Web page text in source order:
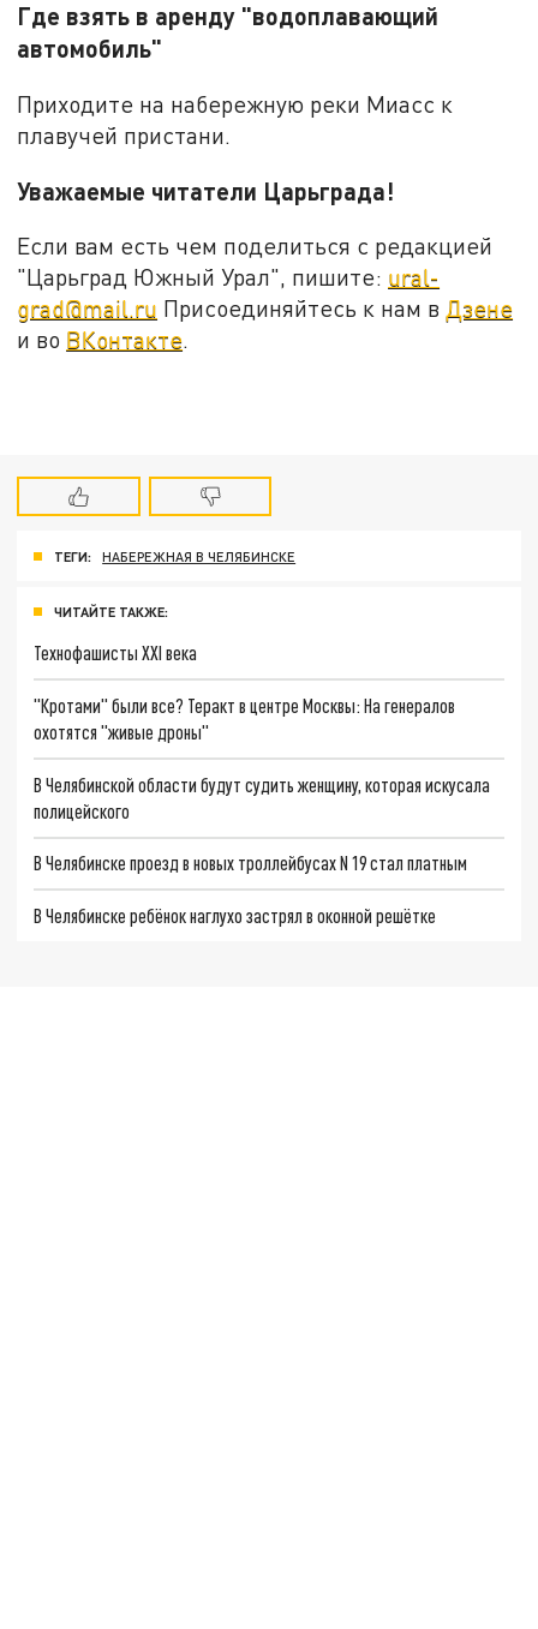
Где взять в аренду "водоплавающий
автомобиль"
Приходите на набережную реки Миасс к
плавучей пристани.
Уважаемые читатели Царьграда!
Если вам есть чем поделиться с редакцией
"Царьград Южный Урал", пишите: ural-
grad@mail.ru Присоединяйтесь к нам в Дзене
и во ВКонтакте.
ТЕГИ: НАБЕРЕЖНАЯ В ЧЕЛЯБИНСКЕ
ЧИТАЙТЕ ТАКЖЕ:
Технофашисты XXI века
"Кротами" были все? Теракт в центре Москвы: На генералов
охотятся "живые дроны"
В Челябинской области будут судить женщину, которая искусала
полицейского
В Челябинске проезд в новых троллейбусах N 19 стал платным
В Челябинске ребёнок наглухо застрял в оконной решётке